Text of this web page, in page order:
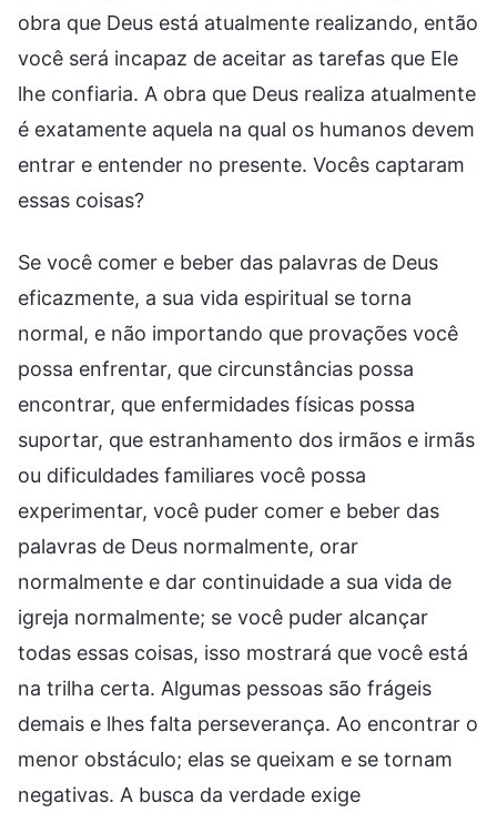
obra que Deus está atualmente realizando, então
você será incapaz de aceitar as tarefas que Ele
lhe confiaria. A obra que Deus realiza atualmente
é exatamente aquela na qual os humanos devem
entrar e entender no presente. Vocês captaram
essas coisas?
Se você comer e beber das palavras de Deus
eficazmente, a sua vida espiritual se torna
normal, e não importando que provações você
possa enfrentar, que circunstâncias possa
encontrar, que enfermidades físicas possa
suportar, que estranhamento dos irmãos e irmãs
ou dificuldades familiares você possa
experimentar, você puder comer e beber das
palavras de Deus normalmente, orar
normalmente e dar continuidade a sua vida de
igreja normalmente; se você puder alcançar
todas essas coisas, isso mostrará que você está
na trilha certa. Algumas pessoas são frágeis
demais e lhes falta perseverança. Ao encontrar o
menor obstáculo; elas se queixam e se tornam
negativas. A busca da verdade exige